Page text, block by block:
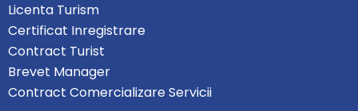
Licenta Turism
Certificat Inregistrare
Contract Turist
Brevet Manager
Contract Comercializare Servicii